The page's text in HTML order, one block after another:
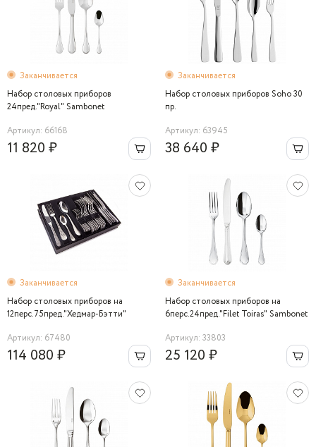
Заканчивается
Набор столовых приборов
24пред."Royal" Sambonet
Артикул: 66168
11 820 ₽
Заканчивается
Набор столовых приборов Soho 30
пр.
Артикул: 63945
38 640 ₽
Заканчивается
Набор столовых приборов на
12перс.75пред."Хедмар-Бэтти"
Артикул: 67480
114 080 ₽
Заканчивается
Набор столовых приборов на
6перс.24пред."Filet Toiras" Sambonet
Артикул: 33803
25 120 ₽